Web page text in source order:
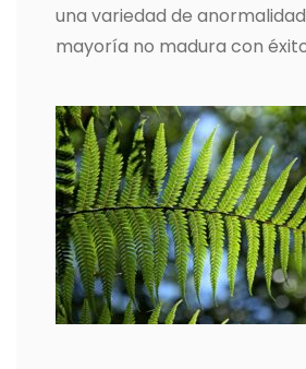
una variedad de
mayoría no madura con